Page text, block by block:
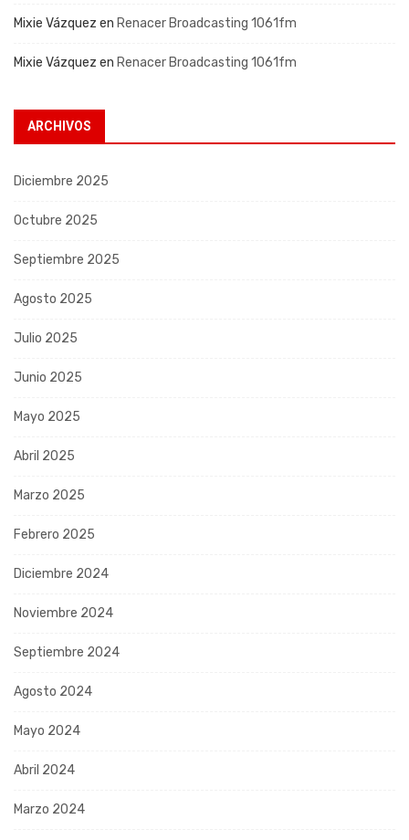
Mixie Vázquez en Renacer Broadcasting 1061fm
Mixie Vázquez en Renacer Broadcasting 1061fm
ARCHIVOS
Diciembre 2025
Octubre 2025
Septiembre 2025
Agosto 2025
Julio 2025
Junio 2025
Mayo 2025
Abril 2025
Marzo 2025
Febrero 2025
Diciembre 2024
Noviembre 2024
Septiembre 2024
Agosto 2024
Mayo 2024
Abril 2024
Marzo 2024